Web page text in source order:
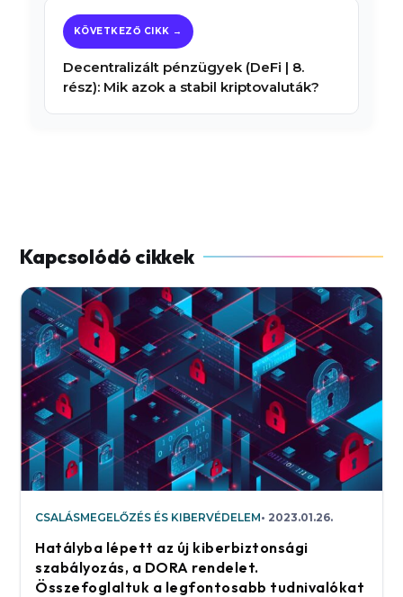
Decentralizált pénzügyek (DeFi | 8.
rész): Mik azok a stabil kriptovaluták?
CSALÁSMEGELŐZÉS ÉS KIBERVÉDELEM 2023.01.26.
Hatályba lépett az új kiberbiztonsági
szabályozás, a DORA rendelet.
Összefoglaltuk a legfontosabb tudnivalókat